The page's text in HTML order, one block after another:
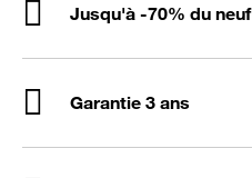
Jusqu'à -70% du neuf
Garantie 3 ans